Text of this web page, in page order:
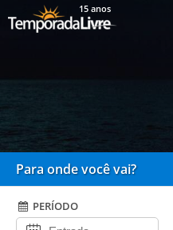
15 anos
Para onde você vai?
PERÍODO